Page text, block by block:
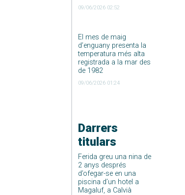
09/06/2026 02:52
El mes de maig
d’enguany presenta la
temperatura més alta
registrada a la mar des
de 1982
09/06/2026 01:24
Darrers
titulars
Ferida greu una nina de
2 anys després
d’ofegar-se en una
piscina d’un hotel a
Magaluf, a Calvià